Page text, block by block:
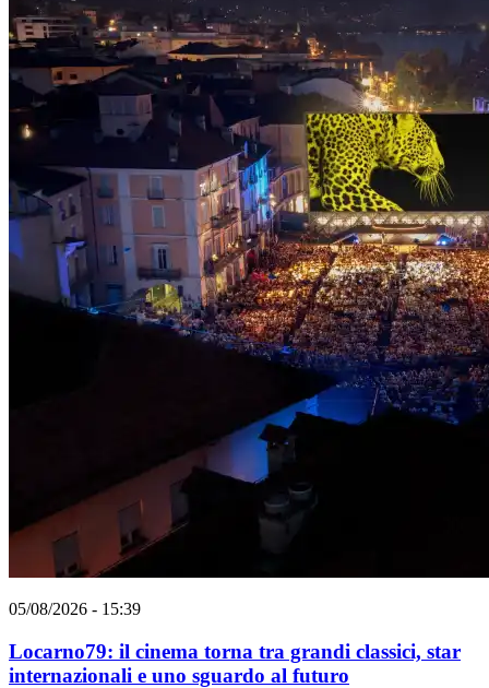
05/08/2026 - 15:39
Locarno79: il cinema torna tra grandi classici, star
internazionali e uno sguardo al futuro